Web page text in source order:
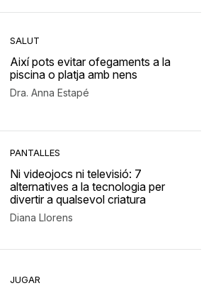
SALUT
Així pots evitar ofegaments a la
piscina o platja amb nens
Dra. Anna Estapé
PANTALLES
Ni videojocs ni televisió: 7
alternatives a la tecnologia per
divertir a qualsevol criatura
Diana Llorens
JUGAR